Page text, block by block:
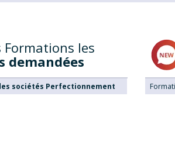
Formations les
demandées
sociétés Perfectionnement